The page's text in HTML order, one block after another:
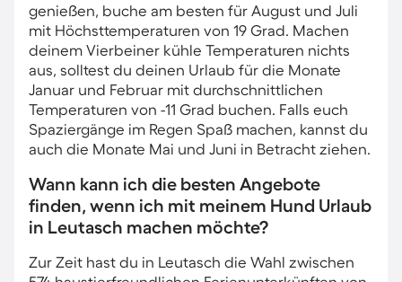
genießen, buche am besten für August und Juli
mit Höchsttemperaturen von 19 Grad. Machen
deinem Vierbeiner kühle Temperaturen nichts
aus, solltest du deinen Urlaub für die Monate
Januar und Februar mit durchschnittlichen
Temperaturen von -11 Grad buchen. Falls euch
Spaziergänge im Regen Spaß machen, kannst du
auch die Monate Mai und Juni in Betracht ziehen.
Wann kann ich die besten Angebote
finden, wenn ich mit meinem Hund Urlaub
in Leutasch machen möchte?
Zur Zeit hast du in Leutasch die Wahl zwischen